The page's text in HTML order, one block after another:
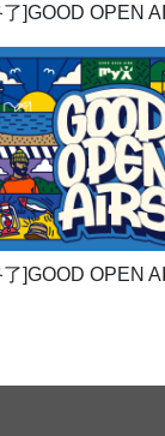
了]GOOD OPEN
了]GOOD OPEN